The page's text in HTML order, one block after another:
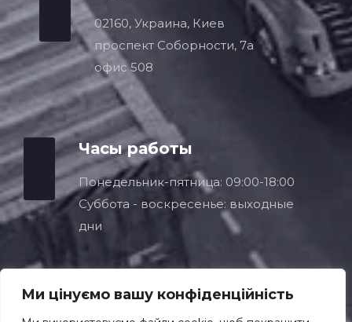
Ми цінуємо вашу конфіденційність
02160, Украина, Киев
проспект Соборности, 7a
офис 508
Часы работы
Понедельник-пятница: 09:00-18:00
Суббота - воскресенье: выходные
дни